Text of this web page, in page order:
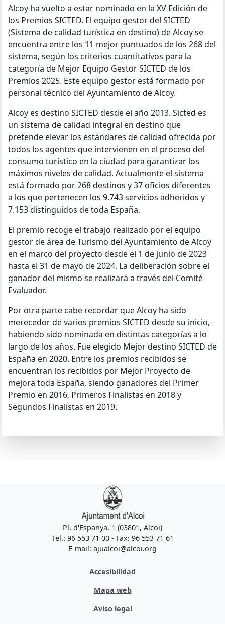
Alcoy ha vuelto a estar nominado en la XV Edición de
los Premios SICTED. El equipo gestor del SICTED
(Sistema de calidad turística en destino) de Alcoy se
encuentra entre los 11 mejor puntuados de los 268 del
sistema, según los criterios cuantitativos para la
categoría de Mejor Equipo Gestor SICTED de los
Premios 2025. Este equipo gestor está formado por
personal técnico del Ayuntamiento de Alcoy.
Alcoy es destino SICTED desde el año 2013. Sicted es
un sistema de calidad integral en destino que
pretende elevar los estándares de calidad ofrecida por
todos los agentes que intervienen en el proceso del
consumo turístico en la ciudad para garantizar los
máximos niveles de calidad. Actualmente el sistema
está formado por 268 destinos y 37 oficios diferentes
a los que pertenecen los 9.743 servicios adheridos y
7.153 distinguidos de toda España.
El premio recoge el trabajo realizado por el equipo
gestor de área de Turismo del Ayuntamiento de Alcoy
en el marco del proyecto desde el 1 de junio de 2023
hasta el 31 de mayo de 2024. La deliberación sobre el
ganador del mismo se realizará a través del Comité
Evaluador.
Por otra parte cabe recordar que Alcoy ha sido
merecedor de varios premios SICTED desde su inicio,
habiendo sido nominada en distintas categorías a lo
largo de los años. Fue elegido Mejor destino SICTED de
España en 2020. Entre los premios recibidos se
encuentran los recibidos por Mejor Proyecto de
mejora toda España, siendo ganadores del Primer
Premio en 2016, Primeros Finalistas en 2018 y
Segundos Finalistas en 2019.
Pl. d'Espanya, 1 (03801, Alcoi)
Tel.: 96 553 71 00 - Fax: 96 553 71 61
E-mail: ajualcoi@alcoi.org
Accesibilidad
Mapa web
Aviso legal